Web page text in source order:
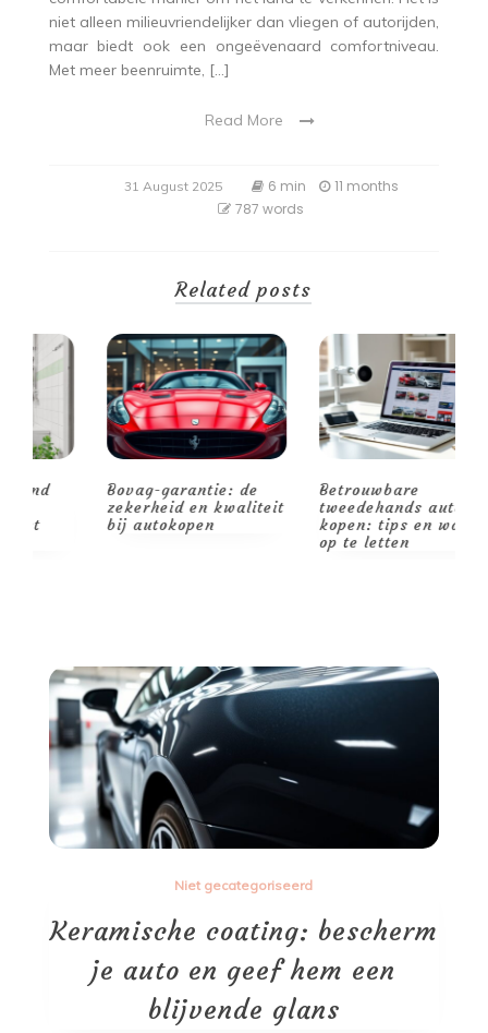
niet alleen milieuvriendelijker dan vliegen of autorijden,
maar biedt ook een ongeëvenaard comfortniveau.
Met meer beenruimte, […]
Read More
31 August 2025 6 min
11 months
787 words
Related posts
Bovag-garantie: de
zekerheid en kwaliteit
bij autokopen
Betrouwbare
tweedehands auto
kopen: tips en waar
op te letten
Niet gecategoriseerd
Keramische coating: bescherm
je auto en geef hem een
blijvende glans